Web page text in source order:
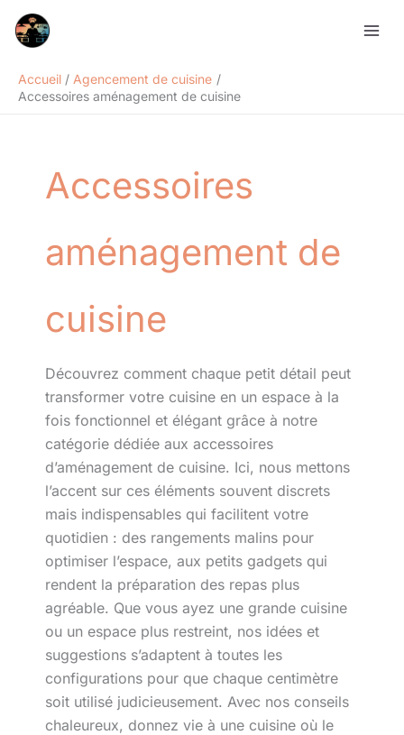
Accueil
Agencement de cuisine
Accessoires aménagement de cuisine
Accessoires
aménagement de
cuisine
Découvrez comment chaque petit détail peut
transformer votre cuisine en un espace à la
fois fonctionnel et élégant grâce à notre
catégorie dédiée aux accessoires
d’aménagement de cuisine. Ici, nous mettons
l’accent sur ces éléments souvent discrets
mais indispensables qui facilitent votre
quotidien : des rangements malins pour
optimiser l’espace, aux petits gadgets qui
rendent la préparation des repas plus
agréable. Que vous ayez une grande cuisine
ou un espace plus restreint, nos idées et
suggestions s’adaptent à toutes les
configurations pour que chaque centimètre
soit utilisé judicieusement. Avec nos conseils
chaleureux, donnez vie à une cuisine où le
Rechercher